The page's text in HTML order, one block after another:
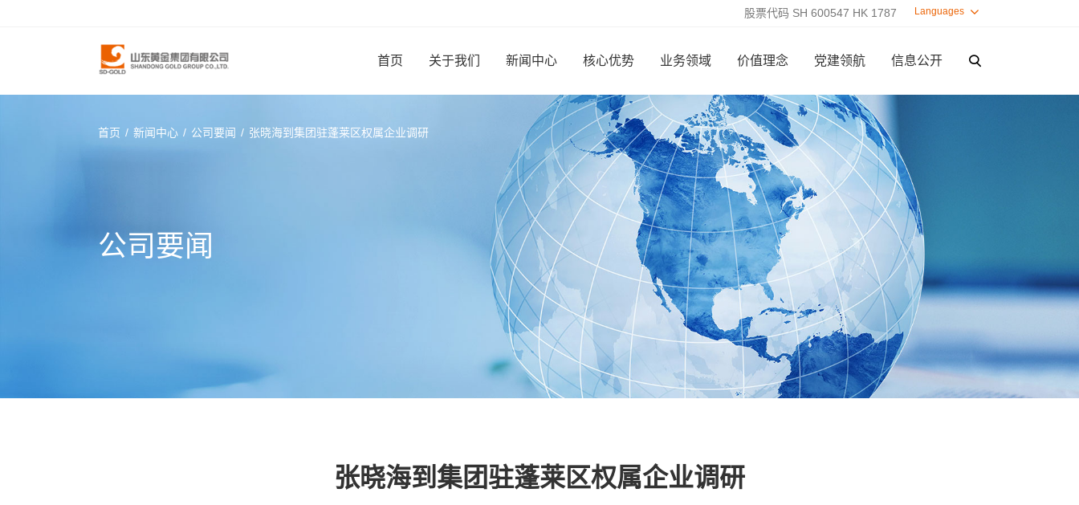
Languages 
股票代码 SH 600547 HK 1787

首页 关于我们 新闻中心 核心优势 业务领域 价值理念 党建领航 信息公开
首页 / 新闻中心 / 公司要闻 / 张晓海到集团驻蓬莱区权属企业调研
公司要闻
张晓海到集团驻蓬莱区权属企业调研